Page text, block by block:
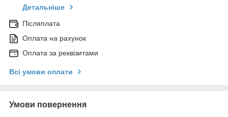
Детальніше
Післяплата
Оплата на рахунок
Оплата за реквізитами
Всі умови оплати
Умови повернення